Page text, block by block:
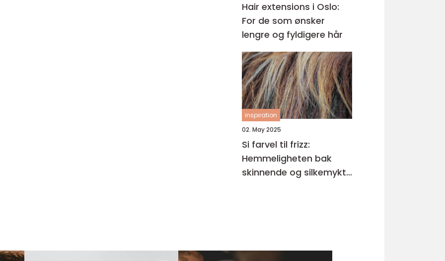
Hair extensions i Oslo:
For de som ønsker
lengre og fyldigere hår
inspiration
02. May 2025
Si farvel til frizz:
Hemmeligheten bak
skinnende og silkemykt